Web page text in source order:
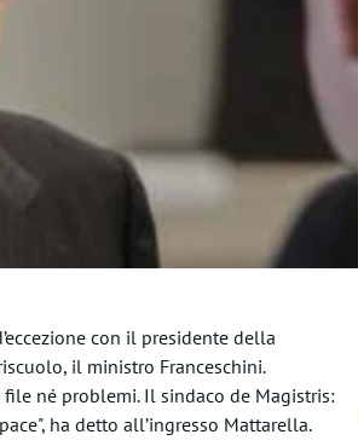
con il presidente della
il ministro Franceschini.
né problemi. Il sindaco de Magistris:
ha detto all’ingresso Mattarella.